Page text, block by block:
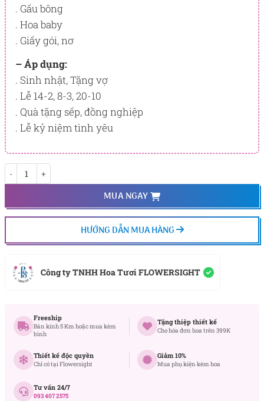
PointSight có giá trị dùng để trừ trực tiếp vào đơn hàng hoặc
đổi quà tặng ưu đãi tại Flowersight.
Đăng nhậphoặc
. Gấu bông
. Hoa baby
. Giấy gói, nơ
– Áp dụng:
. Sinh nhật, Tặng vợ
. Lễ 14-2, 8-3, 20-10
. Quà tặng sếp, đồng nghiệp
. Lễ kỷ niệm tình yêu
MUA NGAY
HƯỚNG DẪN MUA HÀNG
Công ty TNHH Hoa Tươi FLOWERSIGHT
Freeship
Bán kính 5 Km hoặc mua kèm
bình
Tặng thiệp thiết kế
Cho hóa đơn hoa trên 399K
Thiết kế độc quyền
Chỉ có tại Flowersight
Giảm 10%
Mua phụ kiện kèm hoa
Tư vấn 24/7
093 407 2575